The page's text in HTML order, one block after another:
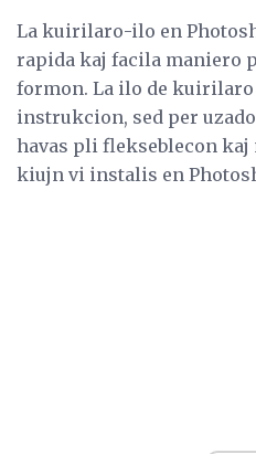
La kuirilaro-ilo en
rapida kaj facila maniero
formon. La ilo de kuirilaro
instrukcion, sed per
havas pli flekseblecon
kiujn vi instalis en